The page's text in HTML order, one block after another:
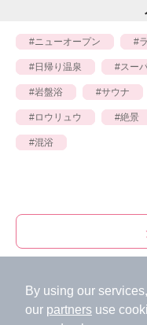
By using our
our partners use
ニューオープン
日帰り温泉 スー
岩盤浴 サウナ
ロウリュウ 絶景
混浴